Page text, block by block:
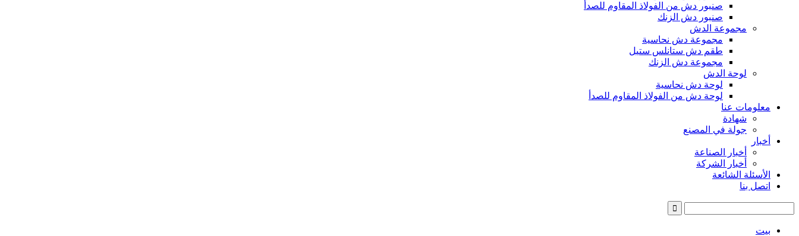
صنبور دش من الفولاذ المقاوم للصدأ
صنبور دش الزنك
مجموعة الدش
مجموعة دش نحاسية
طقم دش ستانلس ستيل
مجموعة دش الزنك
لوحة الدش
لوحة دش نحاسية
لوحة دش من الفولاذ المقاوم للصدأ
معلومات عنا
شهادة
جولة في المصنع
أخبار
أخبار الصناعة
أخبار الشركة
الأسئلة الشائعة
اتصل بنا
بيت